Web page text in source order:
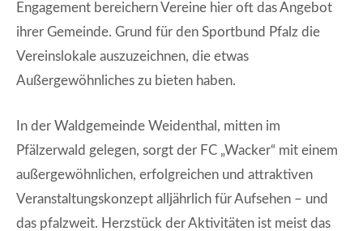
Engagement bereichern Vereine hier oft das Angebot
ihrer Gemeinde. Grund für den Sportbund Pfalz die
Vereinslokale auszuzeichnen, die etwas
Außergewöhnliches zu bieten haben.
In der Waldgemeinde Weidenthal, mitten im
Pfälzerwald gelegen, sorgt der FC „Wacker“ mit einem
außergewöhnlichen, erfolgreichen und attraktiven
Veranstaltungskonzept alljährlich für Aufsehen – und
das pfalzweit. Herzstück der Aktivitäten ist meist das